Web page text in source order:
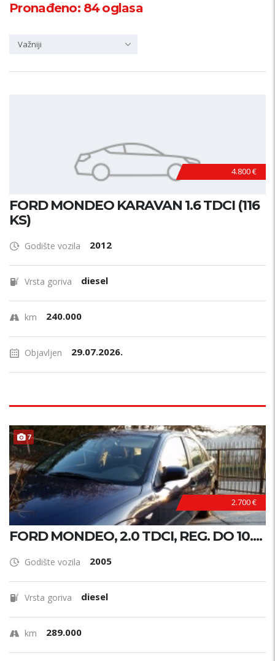
PRETRAŽI
Pronađeno: 84oglasa
Važniji
4.800 €
FORD MONDEO KARAVAN 1.6 TDCI (116
KS)
Godište vozila 2012
Vrsta goriva diesel
km 240.000
Objavljen 29.07.2026.
7
2.700 €
FORD MONDEO, 2.0 TDCI, REG. DO 10....
Godište vozila 2005
Vrsta goriva diesel
km 289.000